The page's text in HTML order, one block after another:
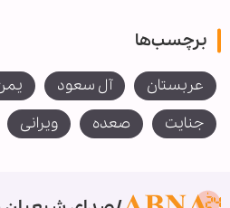
برچسب‌ها
عربستان آل سعود
جنایت
صعده ویرانی